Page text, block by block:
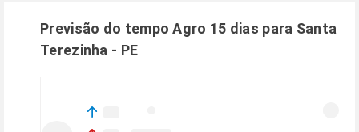
Previsão do tempo Agro 15 dias para Santa
Terezinha - PE